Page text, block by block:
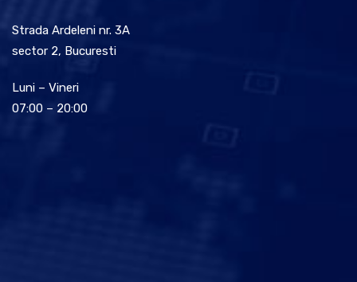
Strada Ardeleni nr. 3A
sector 2, Bucuresti
Luni – Vineri
07:00 – 20:00